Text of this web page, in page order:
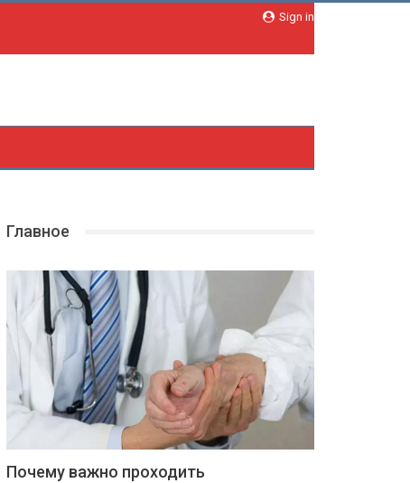
Sign in
Главное
Почему важно проходить